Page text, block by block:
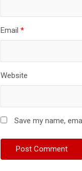
Email*
Website
Save my name,